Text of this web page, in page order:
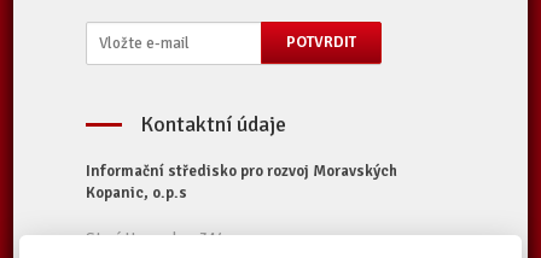
Kontaktní údaje
Informační středisko pro rozvoj Moravských
Kopanic, o.p.s
Starý Hrozenkov 314